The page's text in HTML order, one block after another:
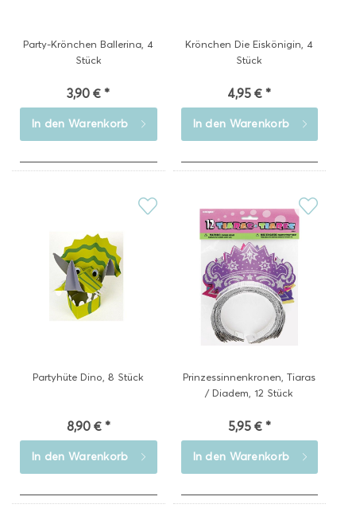
Party-Krönchen Ballerina, 4
Stück
3,90 € *
In den Warenkorb
Krönchen Die Eiskönigin, 4
Stück
4,95 € *
In den Warenkorb
Partyhüte Dino, 8 Stück
8,90 € *
In den Warenkorb
Prinzessinnenkronen, Tiaras
/ Diadem, 12 Stück
5,95 € *
In den Warenkorb